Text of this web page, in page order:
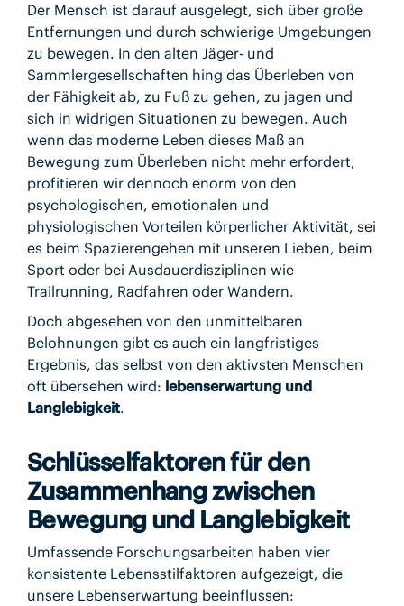
Der Mensch ist darauf ausgelegt, sich über große
Entfernungen und durch schwierige Umgebungen
zu bewegen. In den alten Jäger- und
Sammlergesellschaften hing das Überleben von
der Fähigkeit ab, zu Fuß zu gehen, zu jagen und
sich in widrigen Situationen zu bewegen. Auch
wenn das moderne Leben dieses Maß an
Bewegung zum Überleben nicht mehr erfordert,
profitieren wir dennoch enorm von den
psychologischen, emotionalen und
physiologischen Vorteilen körperlicher Aktivität, sei
es beim Spazierengehen mit unseren Lieben, beim
Sport oder bei Ausdauerdisziplinen wie
Trailrunning, Radfahren oder Wandern.
Doch abgesehen von den unmittelbaren
Belohnungen gibt es auch ein langfristiges
Ergebnis, das selbst von den aktivsten Menschen
oft übersehen wird: lebenserwartung und
Langlebigkeit.
Schlüsselfaktoren für den
Zusammenhang zwischen
Bewegung und Langlebigkeit
Umfassende Forschungsarbeiten haben vier
konsistente Lebensstilfaktoren aufgezeigt, die
unsere Lebenserwartung beeinflussen: